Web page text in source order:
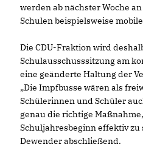
werden ab nächster Woche
Schulen beispielsweise
Die CDU-Fraktion wird
Schulausschusssitzung am
eine geänderte Haltung der
Die Impfbusse wären als
Schülerinnen und Schüler
genau die richtige
Schuljahresbeginn effektiv zu
Dewender abschließend.